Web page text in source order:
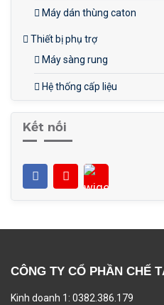
Máy dán thùng caton
Thiết bị phụ trợ
Máy sàng rung
Hệ thống cấp liệu
Kết nối
CÔNG TY CỔ PHẦN CHẾ
Kinh doanh 1: 0382.386.179